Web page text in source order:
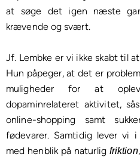
at søge det igen næste
krævende og svært.
Jf. Lembke er vi ikke skabt til
Hun påpeger, at det er
muligheder for at
dopaminrelateret aktivitet,
online-shopping samt
fødevarer. Samtidig lever vi i
med henblik på naturlig friktion